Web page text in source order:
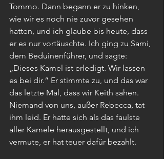
Tommo. Dann begann er zu hinken,
wie wir es noch nie zuvor gesehen
hatten, und ich glaube bis heute, dass
er es nur vortäuschte. Ich ging zu Sami,
dem Beduinenführer, und sagte:
„Dieses Kamel ist erledigt. Wir lassen
es bei dir.“ Er stimmte zu, und das war
das letzte Mal, dass wir Keith sahen.
Niemand von uns, außer Rebecca, tat
ihm leid. Er hatte sich als das faulste
aller Kamele herausgestellt, und ich
vermute, er hat teuer dafür bezahlt.